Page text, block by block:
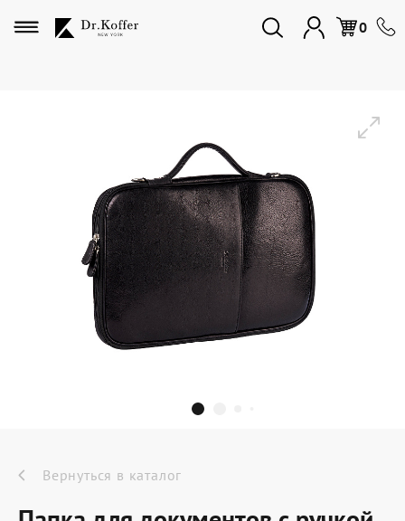
0
Избранное
Мужская коллекция
Женская коллекция
Подарки и сувениры
Подарочные карты
Dr.Koffer Outlet
Новинки
Вернуться в каталог